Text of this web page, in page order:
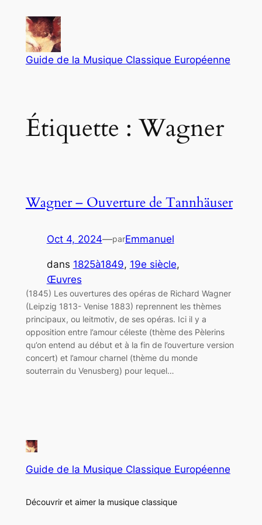
contenu
Guide de la Musique Classique Européenne
Étiquette :Wagner
Wagner – Ouverture de Tannhäuser
Oct 4, 2024—parEmmanuel
dans 1825à1849, 19e siècle
Œuvres
(1845) Les ouvertures des opéras de Richard Wagner
(Leipzig 1813- Venise 1883) reprennent les thèmes
principaux, ou leitmotiv, de ses opéras. Ici il y a
opposition entre l’amour céleste (thème des Pèlerins
qu’on entend au début et à la fin de l’ouverture version
concert) et l’amour charnel (thème du monde
souterrain du Venusberg) pour lequel…
Guide de la Musique Classique Européenne
Découvrir et aimer la musique classique